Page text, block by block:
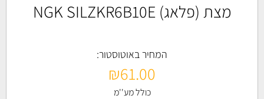
מצת (פלאג) NGK SILZKR6B10E
המחיר באוטוסטור:
₪61.00
כולל מע''מ